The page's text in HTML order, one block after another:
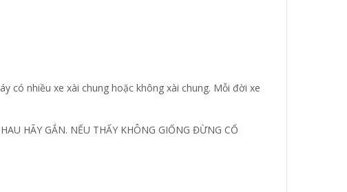
có nhiều xe xài chung hoặc không xài chung. Mỗi đời xe
HÃY GẮN. NẾU THẤY KHÔNG GIỐNG ĐỪNG CỐ